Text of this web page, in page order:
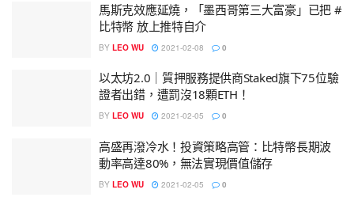
馬斯克效應延燒，「墨西哥第三大富豪」已把 #
比特幣 放上推特自介
BY LEO WU 2021-02-08 0
以太坊2.0｜質押服務提供商Staked旗下75位驗
證者出錯，遭罰沒18顆ETH！
BY LEO WU 2021-02-05 0
高盛再潑冷水！投資策略高管：比特幣長期波
動率高達80%，無法實現價值儲存
BY LEO WU 2021-02-05 0